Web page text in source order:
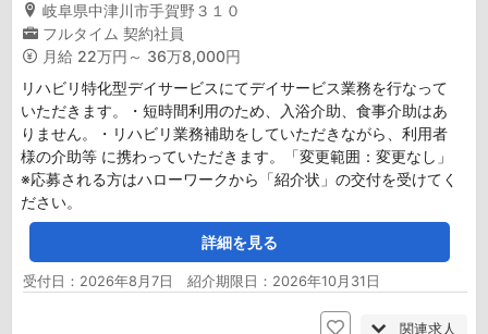
岐阜県中津川市手賀野３１０
フルタイム 契約社員
月給 22万円～ 36万8,000円
リハビリ特化型デイサービスにてデイサービス業務を行なって
いただきます。・短時間利用のため、入浴介助、食事介助はあ
りません。・リハビリ業務補助をしていただきながら、利用者
様の介助等 に携わっていただきます。「変更範囲：変更なし」
※応募される方はハローワークから「紹介状」の交付を受けてく
ださい。
詳細を見る
受付日：2026年8月7日 紹介期限日：2026年10月31日
関連求人